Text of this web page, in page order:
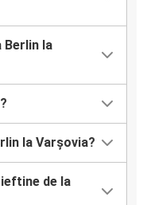
Berlin la
la Varșovia?
de la